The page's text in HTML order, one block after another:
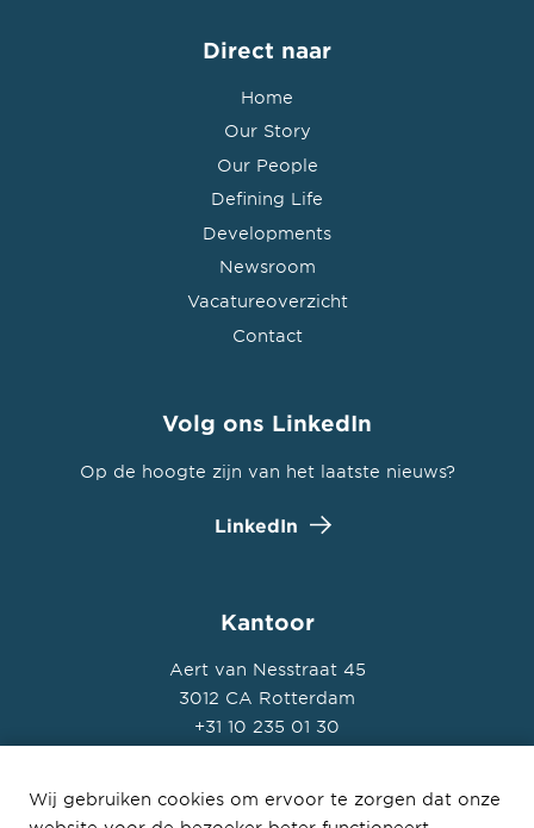
Direct naar
Home
Our Story
Our People
Defining Life
Developments
Newsroom
Vacatureoverzicht
Contact
Volg ons LinkedIn
Op de hoogte zijn van het laatste nieuws?
LinkedIn
Kantoor
Aert van Nesstraat 45
3012 CA Rotterdam
+31 10 235 01 30
Wij gebruiken cookies om ervoor te zorgen dat onze